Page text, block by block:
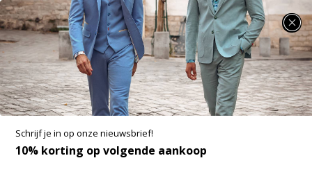
SUMMER SALE: 25% t/m 50% korting op heel veel zomerse items!
Fellows United Cardigan plated tuck knit
Green Moss (52.1121 - 173)
Aan verlanglijst toevoegen
Schrijf je in op onze nieuwsbrief!
10% korting op volgende aankoop